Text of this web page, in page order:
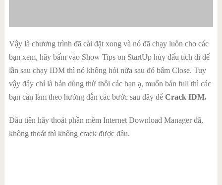
Vậy là chương trình đã cài đặt xong và nó đã chạy luôn cho các
bạn xem, hãy bấm vào Show Tips on StartUp hủy đấu tích đi để
lần sau chạy IDM thì nó không hỏi nữa sau đó bấm Close. Tuy
vậy đây chỉ là bản dùng thử thôi các bạn ạ, muốn bản full thì các
bạn cần làm theo hướng dẫn các bước sau đây để Crack IDM.
Đầu tiên hãy thoát phần mềm Internet Download Manager đã,
không thoát thì không crack được đâu.